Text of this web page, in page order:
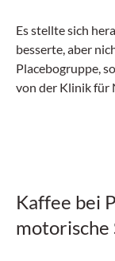
Es stellte sich
besserte, aber
Placebogruppe,
von der Klinik für
Kaffee bei
motorische